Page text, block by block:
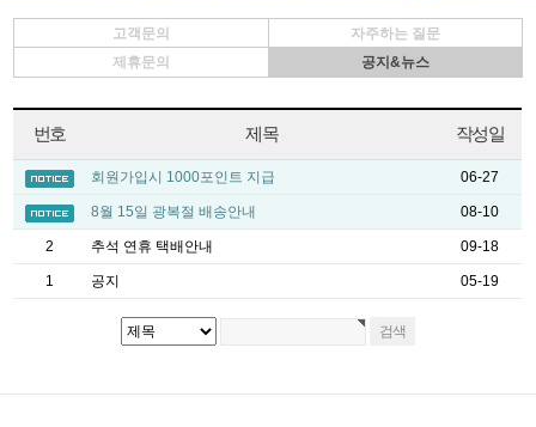
고객문의
자주하는 질문
제휴문의
공지&뉴스
번호 제목 작성일
회원가입시 1000포인트 지급 06-27
8월 15일 광복절 배송안내 08-10
2 추석 연휴 택배안내 09-18
1 공지 05-19